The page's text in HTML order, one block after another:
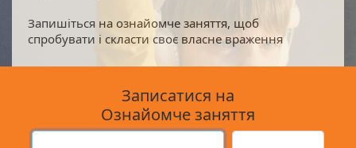
Запишіться на ознайомче заняття, щоб
спробувати і скласти своє власне враження
Записатися на
Ознайомче заняття